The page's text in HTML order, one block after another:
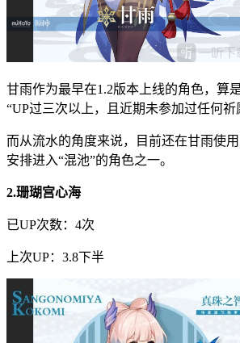
甘雨作为最早在1.2版本上线的角色，算
“UP过三次以上，且近期未参加过任何祈
而从流水的角度来说，目前还在甘雨使
安排进入“混池”的角色之一。
2.珊瑚宫心海
已UP次数：4次
上次UP：3.8下半